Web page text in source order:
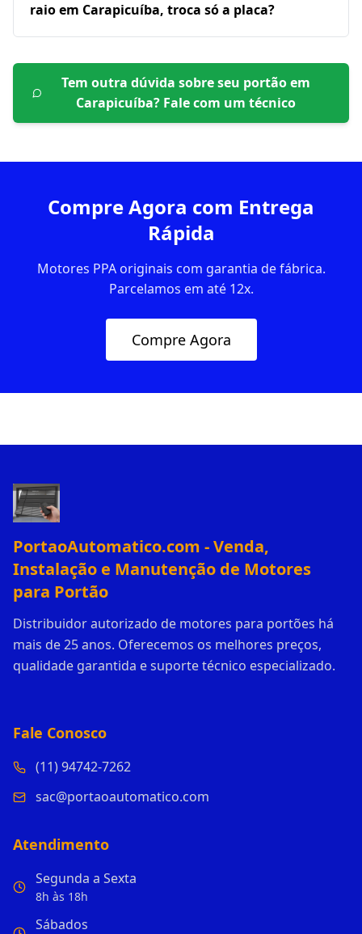
raio em Carapicuíba, troca só a placa?
Tem outra dúvida sobre seu portão em
Carapicuíba? Fale com um técnico
Compre Agora com Entrega
Rápida
Motores PPA originais com garantia de fábrica.
Parcelamos em até 12x.
Compre Agora
PortaoAutomatico.com - Venda,
Instalação e Manutenção de Motores
para Portão
Distribuidor autorizado de motores para portões há
mais de 25 anos. Oferecemos os melhores preços,
qualidade garantida e suporte técnico especializado.
Fale Conosco
(11) 94742-7262
sac@portaoautomatico.com
Atendimento
Segunda a Sexta
8h às 18h
Sábados